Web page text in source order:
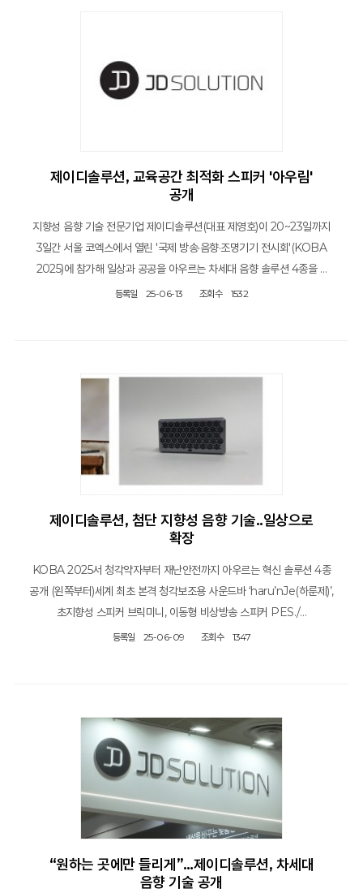
제이디솔루션, 교육공간 최적화 스피커 '아우림'
공개
지향성 음향 기술 전문기업 제이디솔루션(대표 제영호)이 20~23일까지
3일간 서울 코엑스에서 열린 '국제 방송·음향·조명기기 전시회'(KOBA
2025)에 참가해 일상과 공공을 아우르는 차세대 음향 솔루션 4종을 …
등록일 25-06-13 조회수 1532
제이디솔루션, 첨단 지향성 음향 기술..일상으로
확장
KOBA 2025서 청각약자부터 재난안전까지 아우르는 혁신 솔루션 4종
공개 (왼쪽부터)세계 최초 본격 청각보조용 사운드바 ‘haru’nJe(하룬제)’,
초지향성 스피커 브릭미니, 이동형 비상방송 스피커 PES./…
등록일 25-06-09 조회수 1347
“원하는 곳에만 들리게”…제이디솔루션, 차세대
음향 기술 공개